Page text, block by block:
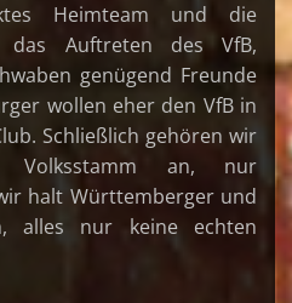
Heimteam und die
das Auftreten des VfB,
genügend Freunde
wollen eher den VfB in
Schließlich gehören wir
Volksstamm an, nur
halt Württemberger und
alles nur keine echten